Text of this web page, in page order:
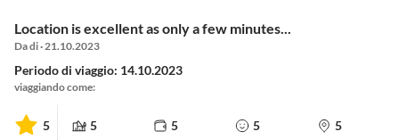
Location is excellent as only a few minutes...
Da di · 21.10.2023
Periodo di viaggio: 14.10.2023
viaggiando come:
5 5 5 5 5